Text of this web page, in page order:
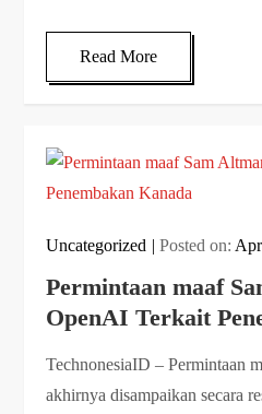
Read More
Uncategorized Posted on:
Permintaan maaf
OpenAI Terkait
TechnonesiaID – Permintaan
akhirnya disampaikan secara